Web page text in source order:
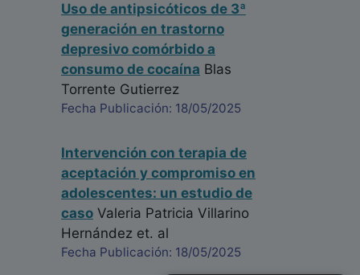
Uso de antipsicóticos de 3ª
generación en trastorno
depresivo comórbido a
consumo de cocaína Blas
Torrente Gutierrez
Fecha Publicación: 18/05/2025
Intervención con terapia de
aceptación y compromiso en
adolescentes: un estudio de
caso Valeria Patricia Villarino
Hernández et. al
Fecha Publicación: 18/05/2025